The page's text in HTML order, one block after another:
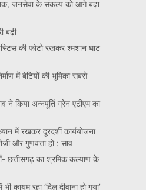
जनसेवा के संकल्प को आगे बढ़ा
बढ़ी
की फोटो रखकर श्मशान घाट
में बेटियों की भूमिका सबसे
किया अन्नपूर्ति ग्रेन एटीएम का
में रखकर दूरदर्शी कार्ययोजना
और गुणवत्ता हो : साव
छत्तीसगढ़ का श्रमिक कल्याण के
कायम रहा ‘दिल दीवाना हो गया’